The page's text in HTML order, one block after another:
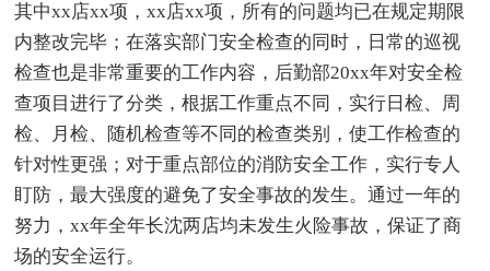
其中xx店xx项，xx店xx项，所有的问题均已在规定期限
内整改完毕；在落实部门安全检查的同时，日常的巡视
检查也是非常重要的工作内容，后勤部20xx年对安全检
查项目进行了分类，根据工作重点不同，实行日检、周
检、月检、随机检查等不同的检查类别，使工作检查的
针对性更强；对于重点部位的消防安全工作，实行专人
盯防，最大强度的避免了安全事故的发生。通过一年的
努力，xx年全年长沈两店均未发生火险事故，保证了商
场的安全运行。